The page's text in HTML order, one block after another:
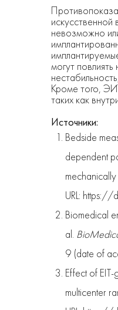
искусственной
невозможно
могут
Кроме того,
таких как
Источники:
Bedside
dependent
URL:
Biomedical
al.
9 (date of
Effect of
multicenter